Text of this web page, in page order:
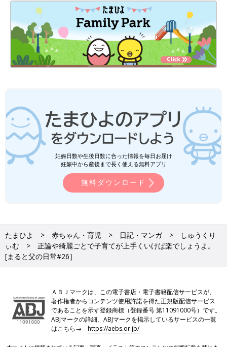
妊娠日数や生後日数に合った情報を毎日お届け
妊娠中から産後まで長く使える無料アプリ
無料ダウンロード
たまひよ 赤ちゃん・育児 日記・マンガ
しゅうくり
ぃむ
正論や綺麗ごとで子育てが上手くいけば楽でしょうよ。
[まると父の日常#26］
ＡＢＪマークは、この電子書店・電子書籍配信サービスが、
著作権者からコンテンツ使用許諾を得た正規版配信サービス
であることを示す登録商標（登録番号 第11091000号）です。
ABJマークの詳細、ABJマークを掲示しているサービスの一覧
はこちら→https://aebs.or.jp/